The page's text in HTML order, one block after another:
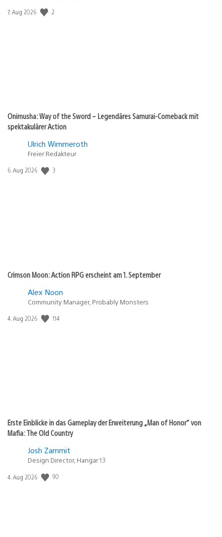
Veröffentlichungsdatum:
7. Aug 2026 2
Onimusha: Way of the Sword – Legendäres Samurai-Comeback mit
spektakulärer Action
Ulrich Wimmeroth
Freier Redakteur
Veröffentlichungsdatum:
6. Aug 2026 3
Crimson Moon: Action RPG erscheint am 1. September
Alex Noon
Community Manager, Probably Monsters
Veröffentlichungsdatum:
4. Aug 2026 114
Erste Einblicke in das Gameplay der Erweiterung „Man of Honor“ von
Mafia: The Old Country
Josh Zammit
Design Director, Hangar 13
Veröffentlichungsdatum:
4. Aug 2026 90